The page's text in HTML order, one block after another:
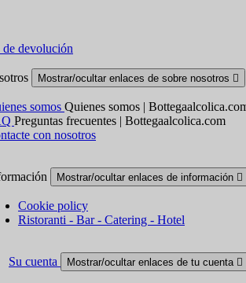
de devolución
Mostrar/ocultar enlaces de sobre nosotros 
somos Quienes somos |
Preguntas frecuentes | Bottegaalcolica.com
con nosotros
Mostrar/ocultar enlaces de información 
Cookie policy
Ristoranti - Bar - Catering - Hotel
Su cuenta Mostrar/ocultar enlaces de tu cuenta 